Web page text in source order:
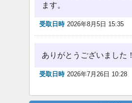
ます。
受取日時 2026年8月5日 15:35
ありがとうございました！
受取日時 2026年7月26日 10:28